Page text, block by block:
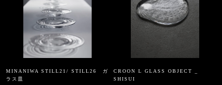
MINANIWA STILL21/ STILL26 ガ
ラス皿
CROON L GLASS OBJECT _
SHISUI